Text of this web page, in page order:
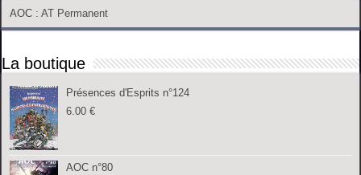
AOC : AT Permanent
La boutique
Présences d'Esprits n°124
6.00€
AOC n°80